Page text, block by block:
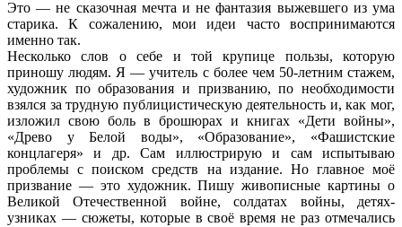
Это — не сказочная мечта и не фантазия выжевшего из ума
старика. К сожалению, мои идеи часто воспринимаются
именно так.
Несколько слов о себе и той крупице пользы, которую
приношу людям. Я — учитель с более чем 50-летним стажем,
художник по образования и призванию, по необходимости
взялся за трудную публицистическую деятельность и, как мог,
изложил свою боль в брошюрах и книгах «Дети войны»,
«Древо у Белой воды», «Образование», «Фашистские
концлагеря» и др. Сам иллюстрирую и сам испытываю
проблемы с поиском средств на издание. Но главное моё
призвание — это художник. Пишу живописные картины о
Великой Отечественной войне, солдатах войны, детях-
узниках — сюжеты, которые в своё время не раз отмечались